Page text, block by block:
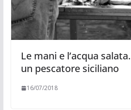
Le mani e l’acqua
un pescatore siciliano
16/07/2018